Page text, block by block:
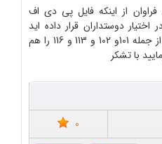
از اینکه فایل پی دی اف
دوستداران قرار داده اید
لطفا بعضی از شماره های مجله از جمله 101و 102 و 113 و 116 را هم
با تشکر
0